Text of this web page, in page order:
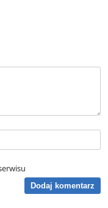
Dodaj komentarz